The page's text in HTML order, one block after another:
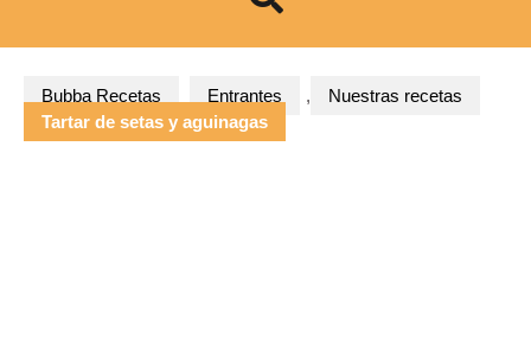
Bubba Recetas Entrantes ,
Nuestras recetas
Tartar de setas y aguinagas